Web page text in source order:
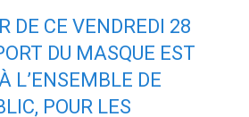
DE CE VENDREDI 28
DU MASQUE EST
L’ENSEMBLE DE
POUR LES